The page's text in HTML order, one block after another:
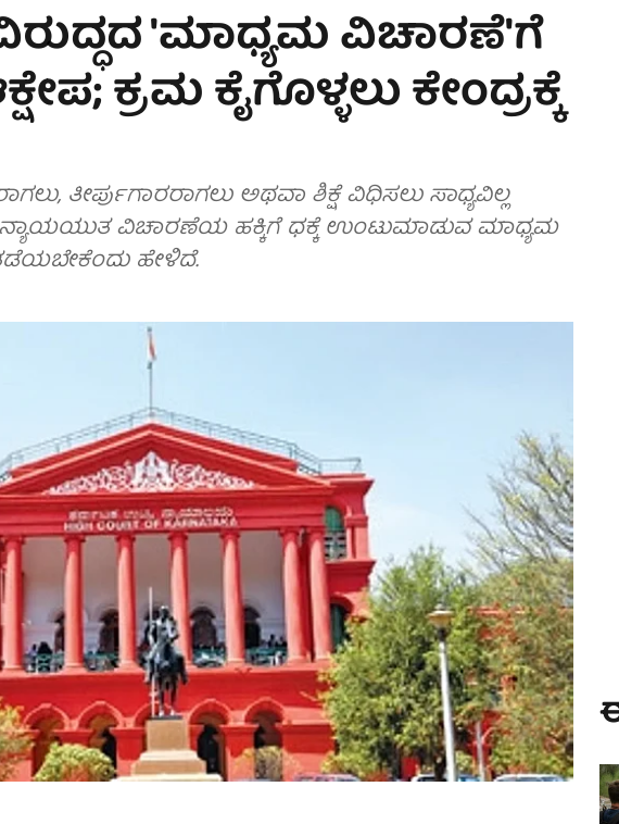
'ಮಾಧ್ಯಮ ವಿಚಾರಣೆ'ಗೆ
ಕ್ರಮ ಕೈಗೊಳ್ಳಲು ಕೇಂದ್ರಕ್ಕೆ
ತೀರ್ಪುಗಾರರಾಗಲು ಅಥವಾ ಶಿಕ್ಷೆ ವಿಧಿಸಲು ಸಾಧ್ಯವಿಲ್ಲ
ನ್ಯಾಯಯುತ ವಿಚಾರಣೆಯ ಹಕ್ಕಿಗೆ ಧಕ್ಕೆ ಉಂಟುಮಾಡುವ ಮಾಧ್ಯಮ
ತಡೆಯಬೇಕೆಂದು ಹೇಳಿದೆ.